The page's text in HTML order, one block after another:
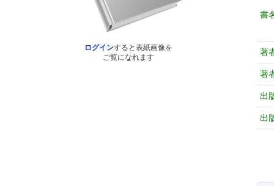
ログインすると表紙画像を
ご覧になれます
書
著
著
出
出